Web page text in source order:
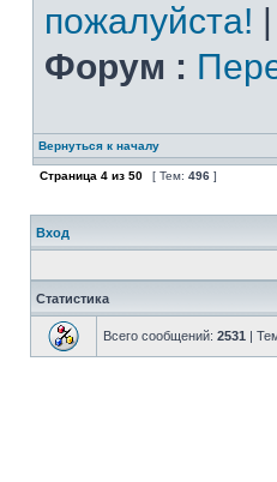
пожалуйста! |
Форум :
Вернуться к началу
Страница 4 из 50 [ Тем: 496 ]
Вход
Статистика
Всего сообщений: 2531 |